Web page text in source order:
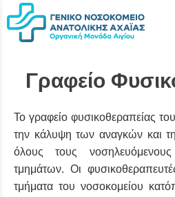
Γραφείο
Το γραφείο φυσικοθεραπείας
την κάλυψη των αναγκών και
όλους τους
τμημάτων. Οι
τμήματα του νοσοκομείου